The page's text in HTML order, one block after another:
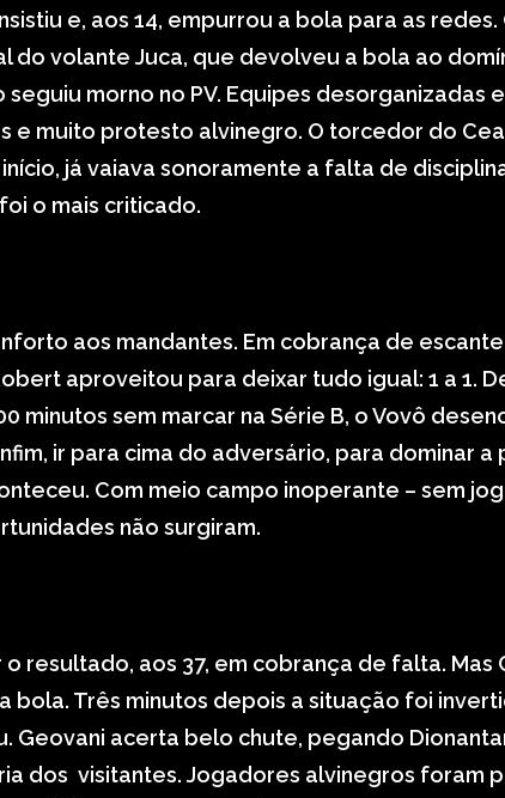
e, aos 14, empurrou a bola para as redes.
do volante Juca, que devolveu a bola ao
seguiu morno no PV. Equipes desorganizadas
e muito protesto alvinegro. O torcedor do
já vaiava sonoramente a falta de
o mais criticado.
aos mandantes. Em cobrança de
aproveitou para deixar tudo igual: 1 a 1.
minutos sem marcar na Série B, o Vovô
ir para cima do adversário, para dominar a
Com meio campo inoperante – sem
não surgiram.
resultado, aos 37, em cobrança de falta. Mas
bola. Três minutos depois a situação foi
Geovani acerta belo chute, pegando
dos visitantes. Jogadores alvinegros foram